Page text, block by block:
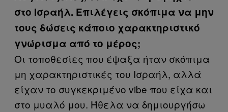
στο Ισραήλ. Επιλέγεις σκόπιμα να μην
τους δώσεις κάποιο χαρακτηριστικό
γνώρισμα από το μέρος;
Οι τοποθεσίες που έψαξα ήταν σκόπιμα
μη χαρακτηριστικές του Ισραήλ, αλλά
είχαν το συγκεκριμένο vibe που είχα και
στο μυαλό μου. Ήθελα να δημιουργήσω